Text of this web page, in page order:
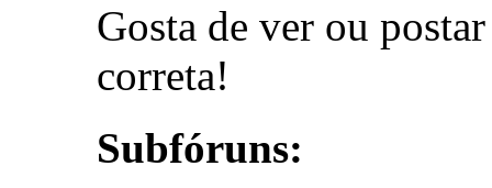
Gosta de ver ou
correta!
Subfóruns: